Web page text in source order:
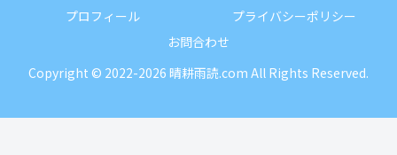
プロフィール
プライバシーポリシー
お問合わせ
Copyright © 2022-2026 晴耕雨読.com All Rights Reserved.